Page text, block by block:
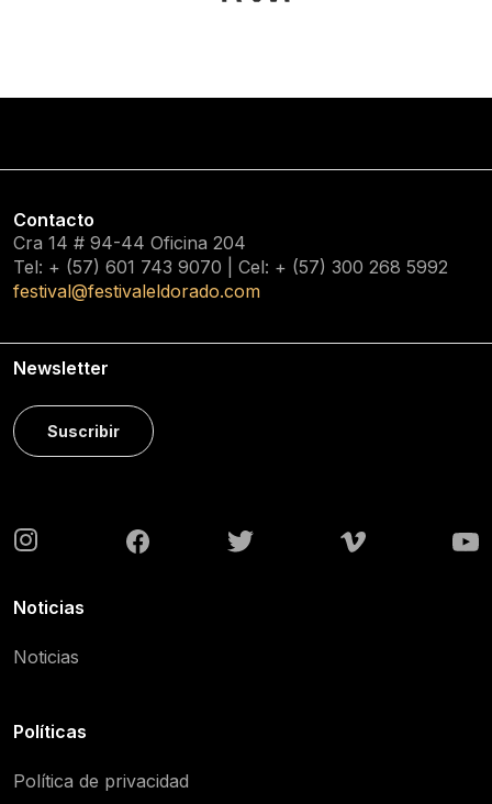
Contacto
Cra 14 # 94-44 Oficina 204
Tel: + (57) 601 743 9070 | Cel: + (57) 300 268 5992
festival@festivaleldorado.com
Newsletter
Suscribir
Noticias
Noticias
Políticas
Política de privacidad